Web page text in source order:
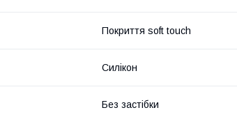
Покриття soft touch
Силікон
Без застібки